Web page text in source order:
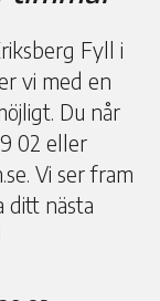
Fyll i
vi med en
Du når
02 eller
Vi ser fram
ditt nästa